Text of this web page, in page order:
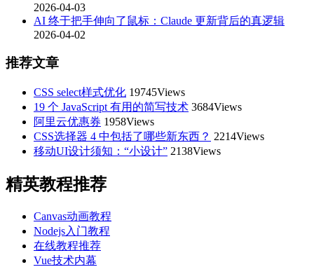
2026-04-03
AI 终于把手伸向了鼠标：Claude 更新背后的真逻辑
2026-04-02
推荐文章
CSS select样式优化 19745Views
19 个 JavaScript 有用的简写技术 3684Views
阿里云优惠券 1958Views
CSS选择器 4 中包括了哪些新东西？ 2214Views
移动UI设计须知：“小设计” 2138Views
精英教程推荐
Canvas动画教程
Nodejs入门教程
在线教程推荐
Vue技术内幕